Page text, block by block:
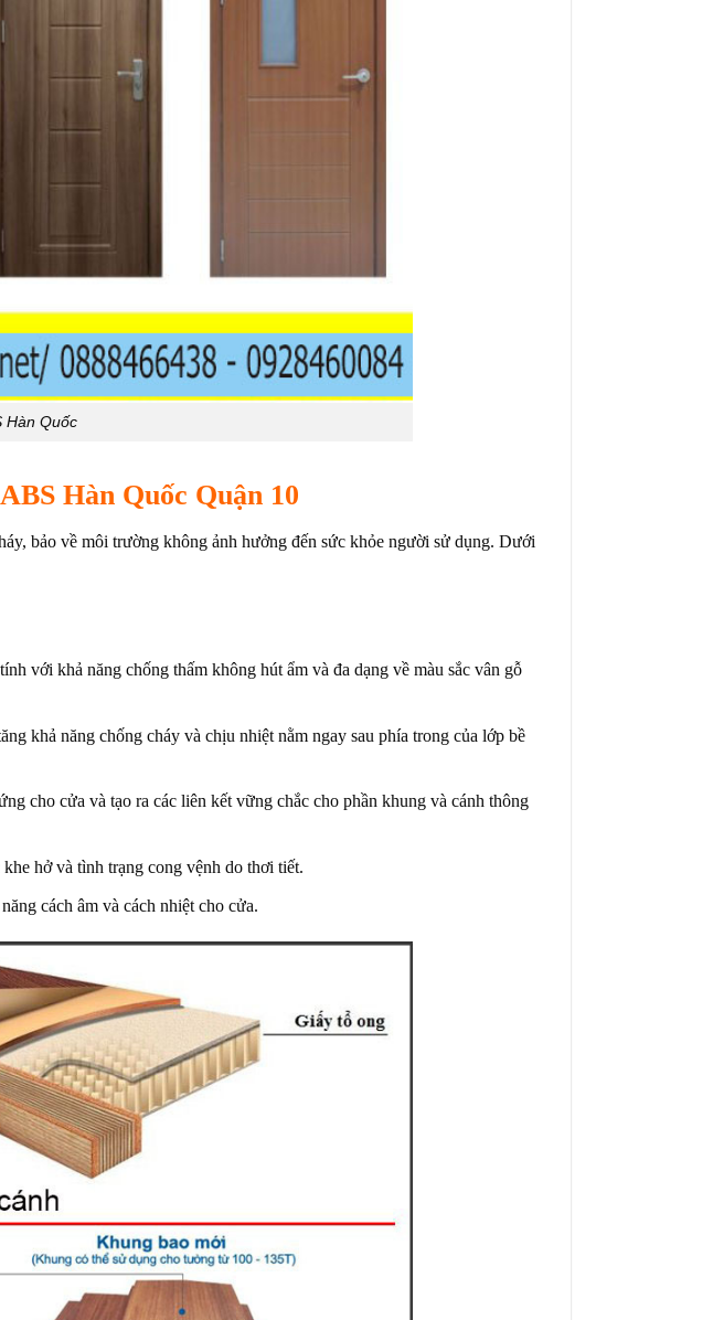
Hàn Quốc
Hàn Quốc Quận 10
bảo về môi trường không ảnh hưởng đến sức khỏe người sử dụng. Dưới
với khả năng chống thấm không hút ẩm và đa dạng về màu sắc vân gỗ
khả năng chống cháy và chịu nhiệt nằm ngay sau phía trong của lớp bề
cho cửa và tạo ra các liên kết vững chắc cho phần khung và cánh thông
hở và tình trạng cong vệnh do thơi tiết.
cách âm và cách nhiệt cho cửa.